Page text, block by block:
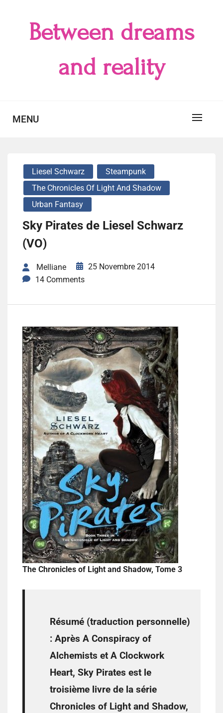
Between dreams
and reality
MENU
Liesel Schwarz
Steampunk
The Chronicles Of Light And Shadow
Urban Fantasy
Sky Pirates de Liesel Schwarz
(VO)
Melliane
25 Novembre 2014
14 Comments
The Chronicles of Light and Shadow, Tome 3
Résumé (traduction personnelle)
: Après A Conspiracy of
Alchemists et A Clockwork
Heart, Sky Pirates est le
troisième livre de la série
Chronicles of Light and Shadow,